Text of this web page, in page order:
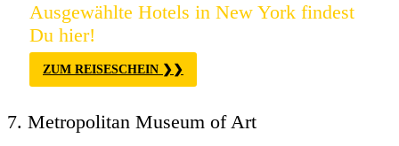
Ausgewählte Hotels in New York findest
Du hier!
ZUM REISESCHEIN
7. Metropolitan Museum of Art